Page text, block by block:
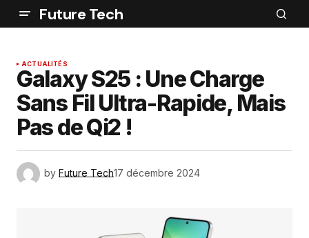
Future Tech
ACTUALITÉS
Galaxy S25 : Une Charge
Sans Fil Ultra-Rapide, Mais
Pas de Qi2 !
by Future Tech17 décembre 2024